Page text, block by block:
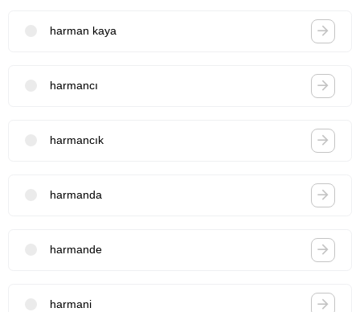
harman kaya
harmancı
harmancık
harmanda
harmande
harmani